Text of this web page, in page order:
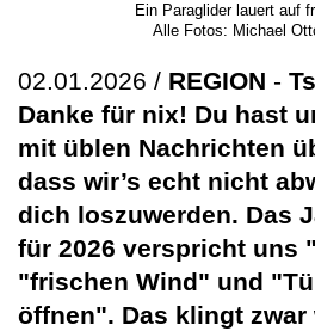
Ein Paraglider lauert auf
Alle Fotos: Michael
02.01.2026 / REGION -
Danke für nix! Du hast
mit üblen Nachrichten
dass wir’s echt nicht
dich loszuwerden. Das
für 2026 verspricht uns
"frischen Wind" und
öffnen". Das klingt zwar